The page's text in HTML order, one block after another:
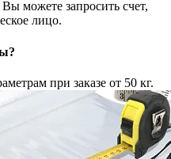
Вы можете запросить счет,
лицо.
при заказе от 50 кг.